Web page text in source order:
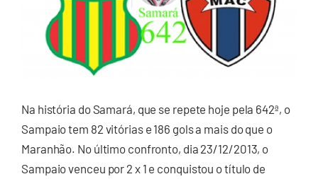
Na história do Samará, que se repete hoje pela 642ª, o
Sampaio tem 82 vitórias e 186 gols a mais do que o
Maranhão. No último confronto, dia 23/12/2013, o
Sampaio venceu por 2 x 1 e conquistou o título de